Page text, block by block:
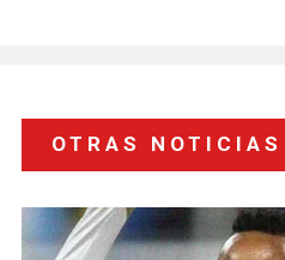
OTRAS NOTICIAS